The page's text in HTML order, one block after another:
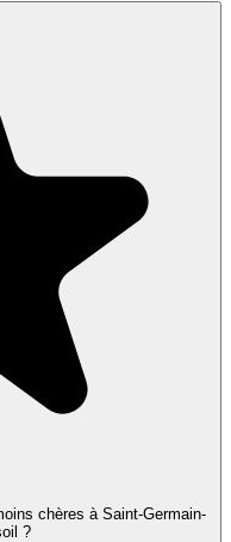
Germain-
?